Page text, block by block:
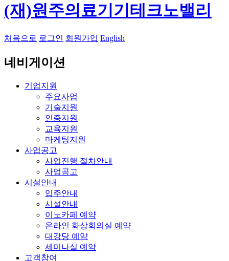
(재)원주의료기기테크노밸리
처음으로 로그인 회원가입 English
네비게이션
기업지원
주요사업
기술지원
인증지원
교육지원
마케팅지원
사업공고
사업진행 절차안내
사업공고
시설안내
입주안내
시설안내
이노카페 예약
온라인 화상회의실 예약
대강당 예약
세미나실 예약
고객참여